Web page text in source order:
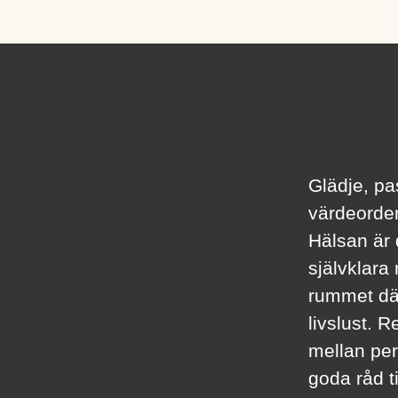
Glädje,
Hälsan är
självklara
rummet
livslust.
mellan
goda råd